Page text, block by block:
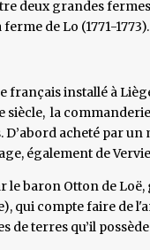
deux grandes
de Lo (1771-1773).
français installé à
siècle, la
acheté par un
également de
le baron Otton de
qui compte faire de
de terres qu’il